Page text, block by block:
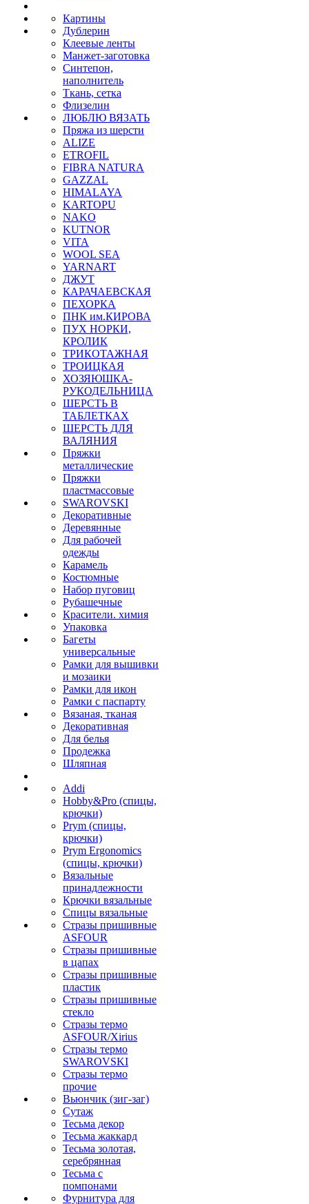
Картины
Дублерин
Клеевые ленты
Манжет-заготовка
Синтепон,
наполнитель
Ткань, сетка
Флизелин
ЛЮБЛЮ ВЯЗАТЬ
Пряжа из шерсти
ALIZE
ETROFIL
FIBRA NATURA
GAZZAL
HIMALAYA
KARTOPU
NAKO
KUTNOR
VITA
WOOL SEA
YARNART
ДЖУТ
КАРАЧАЕВСКАЯ
ПЕХОРКА
ПНК им.КИРОВА
ПУХ НОРКИ,
КРОЛИК
ТРИКОТАЖНАЯ
ТРОИЦКАЯ
ХОЗЯЮШКА-
РУКОДЕЛЬНИЦА
ШЕРСТЬ В
ТАБЛЕТКАХ
ШЕРСТЬ ДЛЯ
ВАЛЯНИЯ
Пряжки
металлические
Пряжки
пластмассовые
SWAROVSKI
Декоративные
Деревянные
Для рабочей
одежды
Карамель
Костюмные
Набор пуговиц
Рубашечные
Красители. химия
Упаковка
Багеты
универсальные
Рамки для вышивки
и мозаики
Рамки для икон
Рамки с паспарту
Вязаная, тканая
Декоративная
Для белья
Продежка
Шляпная
Addi
Hobby&Pro (спицы,
крючки)
Prym (спицы,
крючки)
Prym Ergonomics
(спицы, крючки)
Вязальные
принадлежности
Крючки вязальные
Спицы вязальные
Стразы пришивные
ASFOUR
Стразы пришивные
в цапах
Стразы пришивные
пластик
Стразы пришивные
стекло
Стразы термо
ASFOUR/Xirius
Стразы термо
SWAROVSKI
Стразы термо
прочие
Вьюнчик (зиг-заг)
Сутаж
Тесьма декор
Тесьма жаккард
Тесьма золотая,
серебрянная
Тесьма с
помпонами
Фурнитура для